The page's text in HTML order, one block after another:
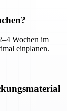
Wochen im
einplanen.